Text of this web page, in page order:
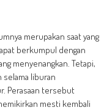
merupakan saat yang
berkumpul dengan
menyenangkan. Tetapi,
liburan
Perasaan tersebut
mesti kembali